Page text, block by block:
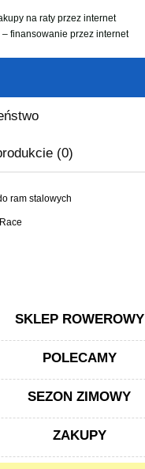
(0)
ram stalowych
SKLEP ROWEROWY
POLECAMY
SEZON ZIMOWY
ZAKUPY